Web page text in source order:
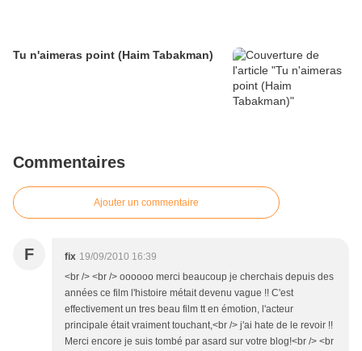
Tu n'aimeras point (Haim Tabakman)
Commentaires
Ajouter un commentaire
F fix 19/09/2010 16:39
<br /> <br /> oooooo merci beaucoup je cherchais depuis des
années ce film l'histoire métait devenu vague !! C'est
effectivement un tres beau film tt en émotion, l'acteur
principale était vraiment touchant,<br /> j'ai hate de le revoir !!
Merci encore je suis tombé par asard sur votre blog!<br /> <br